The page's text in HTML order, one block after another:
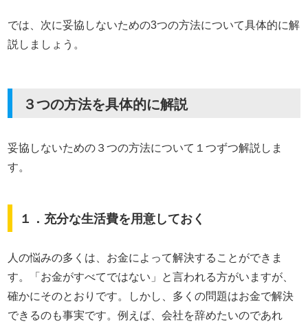
では、次に妥協しないための3つの方法について具体的に解
説しましょう。
３つの方法を具体的に解説
妥協しないための３つの方法について１つずつ解説しま
す。
１．充分な生活費を用意しておく
人の悩みの多くは、お金によって解決することができま
す。「お金がすべてではない」と言われる方がいますが、
確かにそのとおりです。しかし、多くの問題はお金で解決
できるのも事実です。例えば、会社を辞めたいのであれ